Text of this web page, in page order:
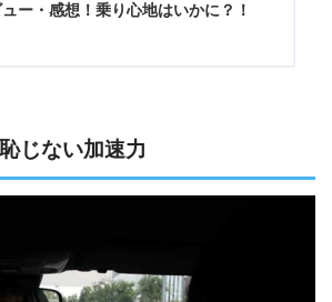
ュー・感想！乗り心地はいかに？！
じない加速力